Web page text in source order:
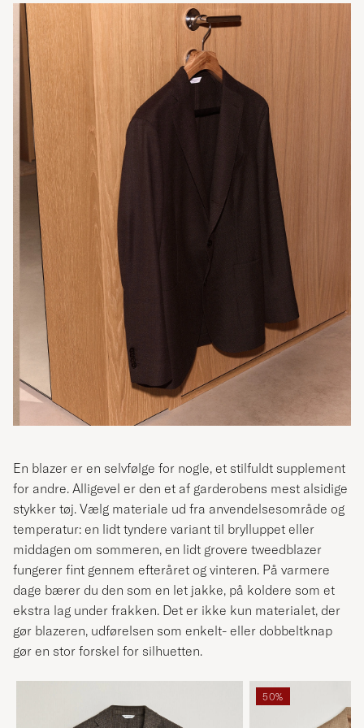
En blazer er en selvfølge for nogle, et stilfuldt supplement
for andre. Alligevel er den et af garderobens mest alsidige
stykker tøj. Vælg materiale ud fra anvendelsesområde og
temperatur: en lidt tyndere variant til brylluppet eller
middagen om sommeren, en lidt grovere tweedblazer
fungerer fint gennem efteråret og vinteren. På varmere
dage bærer du den som en let jakke, på koldere som et
ekstra lag under frakken. Det er ikke kun materialet, der
gør blazeren, udførelsen som enkelt- eller dobbeltknap
gør en stor forskel for silhuetten.
50%